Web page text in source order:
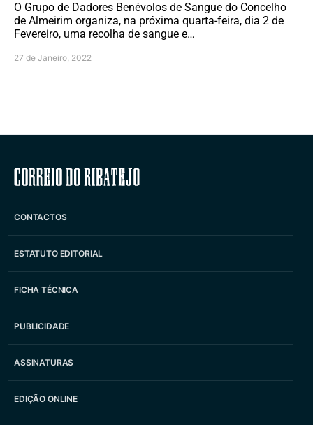
O Grupo de Dadores Benévolos de Sangue do Concelho
de Almeirim organiza, na próxima quarta-feira, dia 2 de
Fevereiro, uma recolha de sangue e…
27 de Janeiro, 2022
Correio do Ribatejo
CONTACTOS
ESTATUTO EDITORIAL
FICHA TÉCNICA
PUBLICIDADE
ASSINATURAS
EDIÇÃO ONLINE